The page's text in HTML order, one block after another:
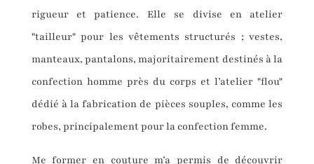
rigueur et patience. Elle se divise en atelier
"tailleur" pour les vêtements structurés ; vestes,
manteaux, pantalons, majoritairement destinés à la
confection homme près du corps et l’atelier "flou"
dédié à la fabrication de pièces souples, comme les
robes, principalement pour la confection femme.
Me former en couture m’a permis de découvrir